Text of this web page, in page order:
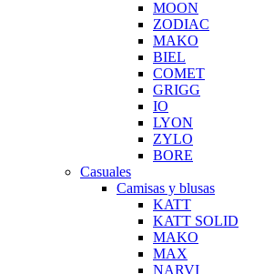
MOON
ZODIAC
MAKO
BIEL
COMET
GRIGG
IO
LYON
ZYLO
BORE
Casuales
Camisas y blusas
KATT
KATT SOLID
MAKO
MAX
NARVI